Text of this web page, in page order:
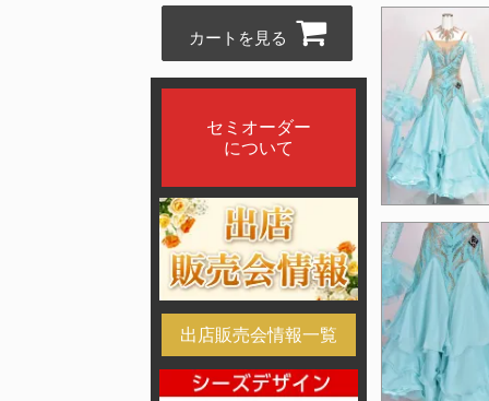
カートを見る
セミオーダー
について
出店販売会情報一覧